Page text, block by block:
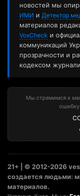
новостей мы
ИМИ и Детектор
материалов
VoxCheck и
коммуникаций
прозрачности и
кодексом
Мы стремимся к
21+ | © 2012-2026
создается людьми:
материалов.